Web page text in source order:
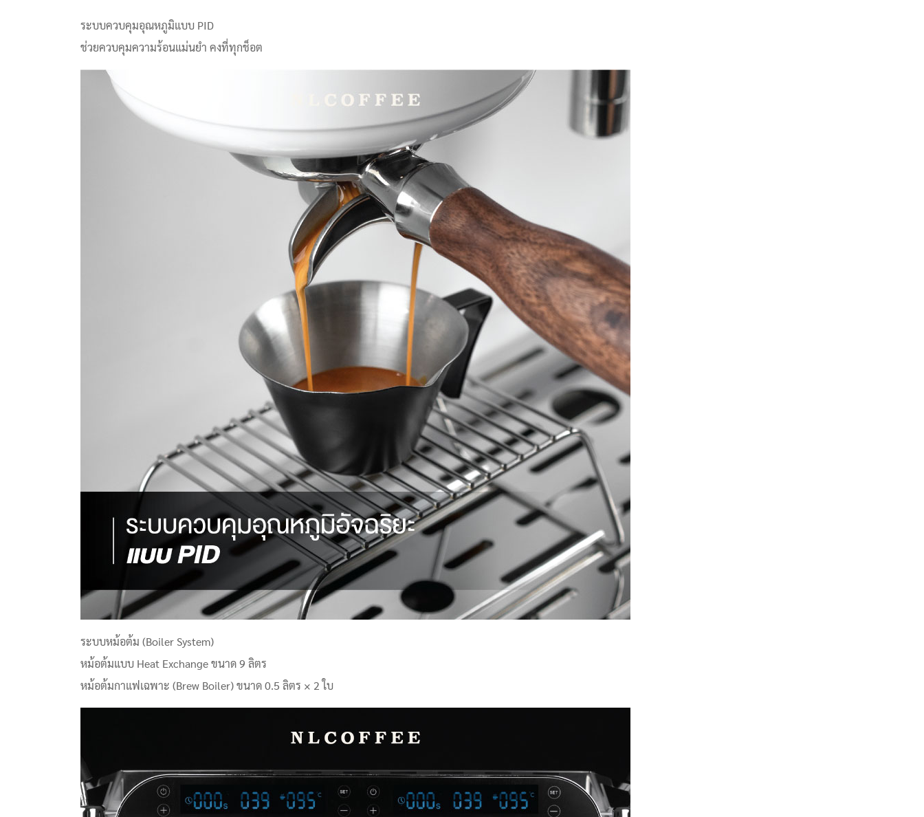
ระบบควบคุมอุณหภูมิแบบ PID
ช่วยควบคุมความร้อนแม่นยำ คงที่ทุกช็อต
ระบบหม้อต้ม (Boiler System)
หม้อต้มแบบ Heat Exchange ขนาด 9 ลิตร
หม้อต้มกาแฟเฉพาะ (Brew Boiler) ขนาด 0.5 ลิตร × 2 ใบ